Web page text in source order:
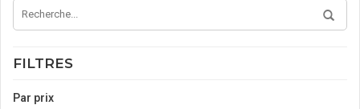
FILTRES
Par prix